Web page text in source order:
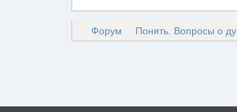
Форум Понять. Вопросы о